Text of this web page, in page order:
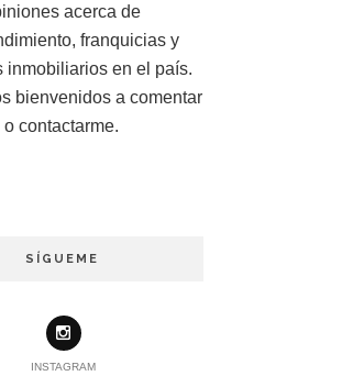
acerca de
franquicias y
inmobiliarios en el país.
bienvenidos a comentar
o contactarme.
SÍGUEME
INSTAGRAM